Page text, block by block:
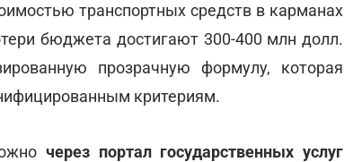
транспортных средств в карманах
бюджета достигают 300-400 млн долл.
прозрачную формулу, которая
критериям.
через портал государственных услуг